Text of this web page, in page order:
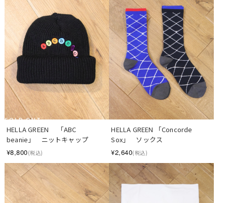
SOLD OUT
HELLA GREEN 　「ABC
beanie」　ニットキャップ
¥8,800(税込)
HELLA GREEN 「Concorde
Sox」　ソックス
¥2,640(税込)